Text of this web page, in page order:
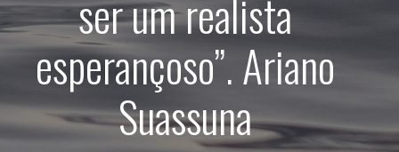
ser um realista
esperançoso”. Ariano
Suassuna